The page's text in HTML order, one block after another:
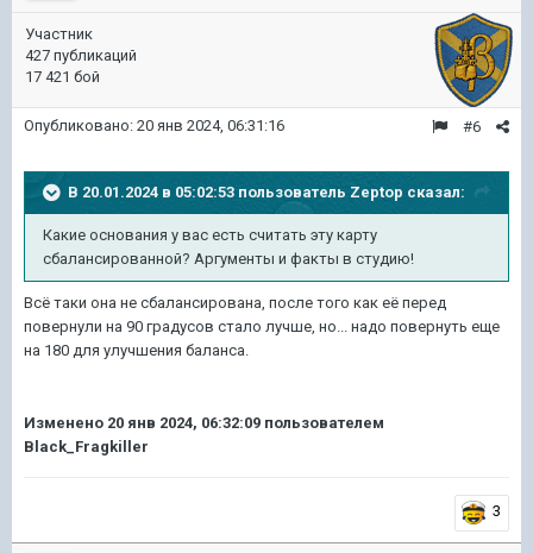
Участник
427 публикаций
17 421 бой
#6
Опубликовано: 20 янв 2024, 06:31:16
В 20.01.2024 в 05:02:53 пользователь Zeptop сказал:
Какие основания у вас есть считать эту карту
сбалансированной? Аргументы и факты в студию!
Всё таки она не сбалансирована, после того как её перед
повернули на 90 градусов стало лучше, но... надо повернуть еще
на 180 для улучшения баланса.
Изменено 20 янв 2024, 06:32:09 пользователем
Black_Fragkiller
3